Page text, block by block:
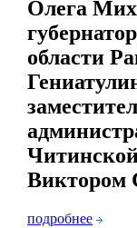
Олега
области
Виктором
подробнее